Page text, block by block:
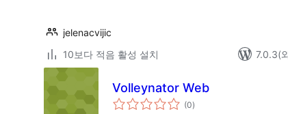
jelenacvijic
10보다 적음 활성 설치
7.0.3(
Volleynator Web
(0전
체)